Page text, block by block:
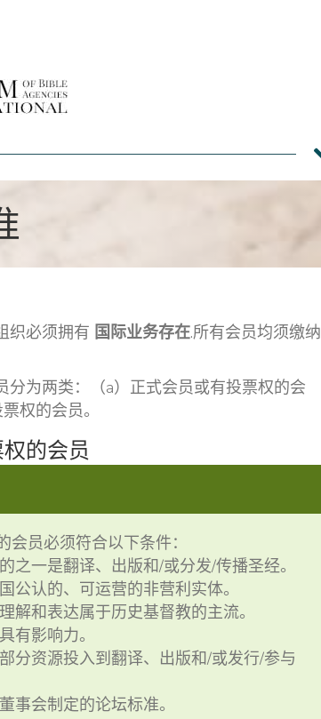
织必须拥有 国际业务存在.所有会员均须缴纳
分为两类：（a）正式会员或有投票权的会
权的会员。
的会员
员必须符合以下条件：
之一是翻译、出版和/或分发/传播圣经。
公认的、可运营的非营利实体。
解和表达属于历史基督教的主流。
有影响力。
分资源投入到翻译、出版和/或发行/参与
事会制定的论坛标准。